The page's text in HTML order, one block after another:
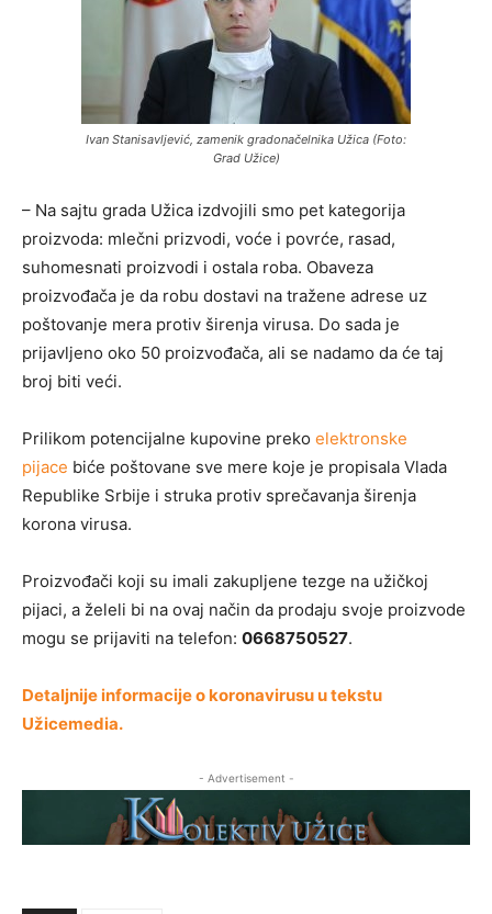
Ivan Stanisavljević, zamenik gradonačelnika Užica (Foto:
Grad Užice)
– Na sajtu grada Užica izdvojili smo pet kategorija
proizvoda: mlečni prizvodi, voće i povrće, rasad,
suhomesnati proizvodi i ostala roba. Obaveza
proizvođača je da robu dostavi na tražene adrese uz
poštovanje mera protiv širenja virusa. Do sada je
prijavljeno oko 50 proizvođača, ali se nadamo da će taj
broj biti veći.
Prilikom potencijalne kupovine preko elektronske
pijace biće poštovane sve mere koje je propisala Vlada
Republike Srbije i struka protiv sprečavanja širenja
korona virusa.
Proizvođači koji su imali zakupljene tezge na užičkoj
pijaci, a želeli bi na ovaj način da prodaju svoje proizvode
mogu se prijaviti na telefon: 0668750527.
Detaljnije informacije o koronavirusu u tekstu
Užicemedia.
- Advertisement -